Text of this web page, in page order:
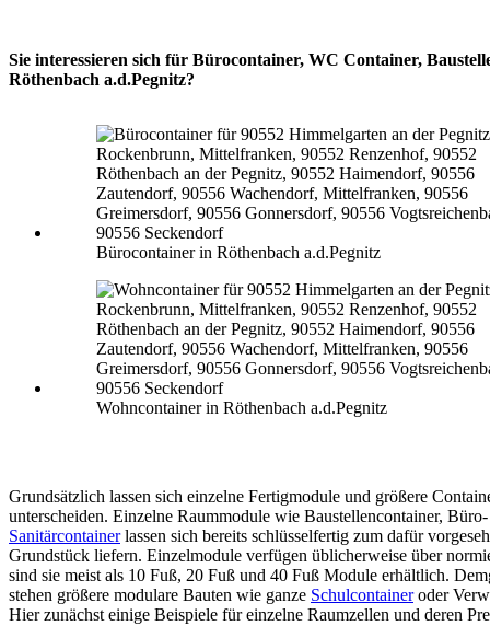
Sie interessieren sich für Bürocontainer, WC Container,
Röthenbach a.d.Pegnitz?
Bürocontainer in Röthenbach a.d.Pegnitz
Wohncontainer in Röthenbach a.d.Pegnitz
Grundsätzlich lassen sich einzelne Fertigmodule und größere
unterscheiden. Einzelne Raummodule wie Baustellencontainer,
Sanitärcontainerlassen sich bereits schlüsselfertig zum dafür
Grundstück liefern. Einzelmodule verfügen üblicherweise über
sind sie meist als 10 Fuß, 20 Fuß und 40 Fuß Module erhältlich.
stehen größere modulare Bauten wie ganze Schulcontaineroder
Hier zunächst einige Beispiele für einzelne Raumzellen und deren